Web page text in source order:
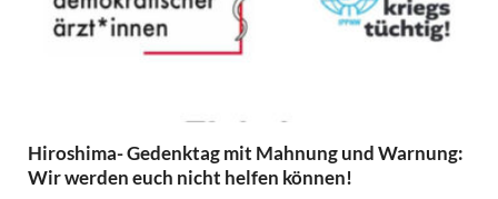
Hiroshima- Gedenktag mit Mahnung und Warnung:
Wir werden euch nicht helfen können!